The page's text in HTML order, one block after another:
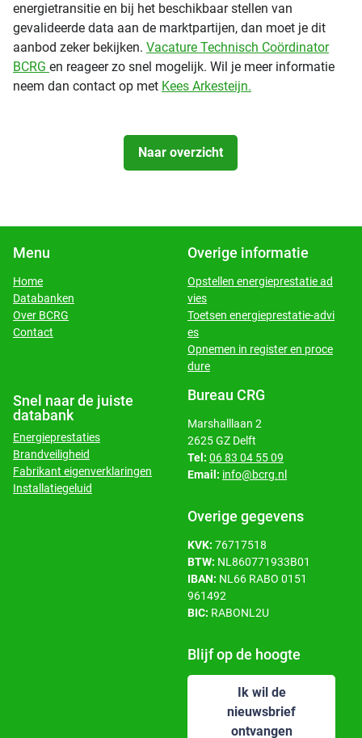
energietransitie en bij het beschikbaar stellen van
gevalideerde data aan de marktpartijen, dan moet je dit
aanbod zeker bekijken. Vacature Technisch Coördinator
BCRG en reageer zo snel mogelijk. Wil je meer informatie
neem dan contact op met Kees Arkesteijn.
Naar overzicht
Menu
Home
Databanken
​​​​​​​Over BCRG
​​​​​​​Contact
Overige informatie
Opstellen energieprestatie ad
vies
Toetsen energieprestatie-advi
es
Opnemen in register en proce
dure
Snel naar de juiste
databank
Energieprestaties
Brandveiligheid
Fabrikant eigenverklaringen
Installatiegeluid
Bureau CRG
Marshalllaan 2
2625 GZ Delft
Tel: 06 83 04 55 09
Email: info@bcrg.nl
Overige gegevens
KVK: 76717518
BTW: NL860771933B01
IBAN: NL66 RABO 0151
961492
BIC: RABONL2U
Blijf op de hoogte
Ik wil de
nieuwsbrief
ontvangen